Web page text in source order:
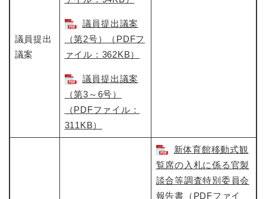
議員提出
議案
議員提出議案
（第2号）（PDFフ
ァイル：362KB）
議員提出議案
（第3～6号）
（PDFファイル：
311KB）
新体育館移動式観
覧席の入札に係る官製
談合等調査特別委員会
報告書（PDFファイ